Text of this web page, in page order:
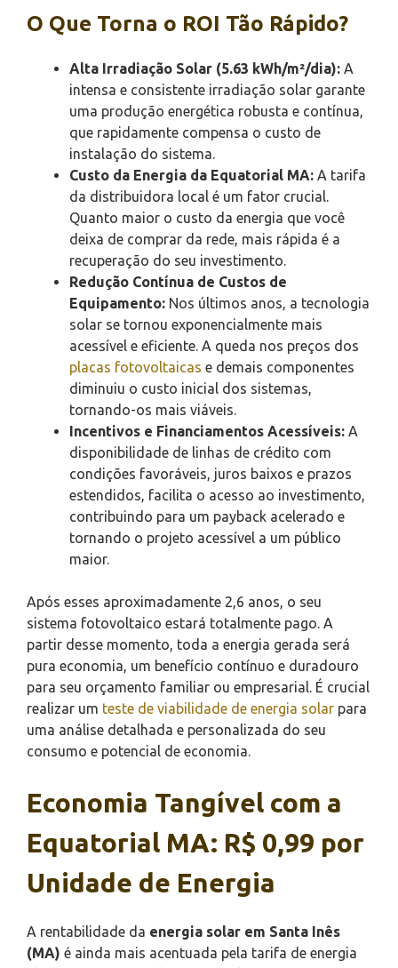
O Que Torna o ROI Tão Rápido?
Alta Irradiação Solar (5.63 kWh/m²/dia): A
intensa e consistente irradiação solar garante
uma produção energética robusta e contínua,
que rapidamente compensa o custo de
instalação do sistema.
Custo da Energia da Equatorial MA: A tarifa
da distribuidora local é um fator crucial.
Quanto maior o custo da energia que você
deixa de comprar da rede, mais rápida é a
recuperação do seu investimento.
Redução Contínua de Custos de
Equipamento: Nos últimos anos, a tecnologia
solar se tornou exponencialmente mais
acessível e eficiente. A queda nos preços dos
placas fotovoltaicas e demais componentes
diminuiu o custo inicial dos sistemas,
tornando-os mais viáveis.
Incentivos e Financiamentos Acessíveis: A
disponibilidade de linhas de crédito com
condições favoráveis, juros baixos e prazos
estendidos, facilita o acesso ao investimento,
contribuindo para um payback acelerado e
tornando o projeto acessível a um público
maior.
Após esses aproximadamente 2,6 anos, o seu
sistema fotovoltaico estará totalmente pago. A
partir desse momento, toda a energia gerada será
pura economia, um benefício contínuo e duradouro
para seu orçamento familiar ou empresarial. É crucial
realizar um teste de viabilidade de energia solar para
uma análise detalhada e personalizada do seu
consumo e potencial de economia.
Economia Tangível com a
Equatorial MA: R$ 0,99 por
Unidade de Energia
A rentabilidade da energia solar em Santa Inês
(MA) é ainda mais acentuada pela tarifa de energia